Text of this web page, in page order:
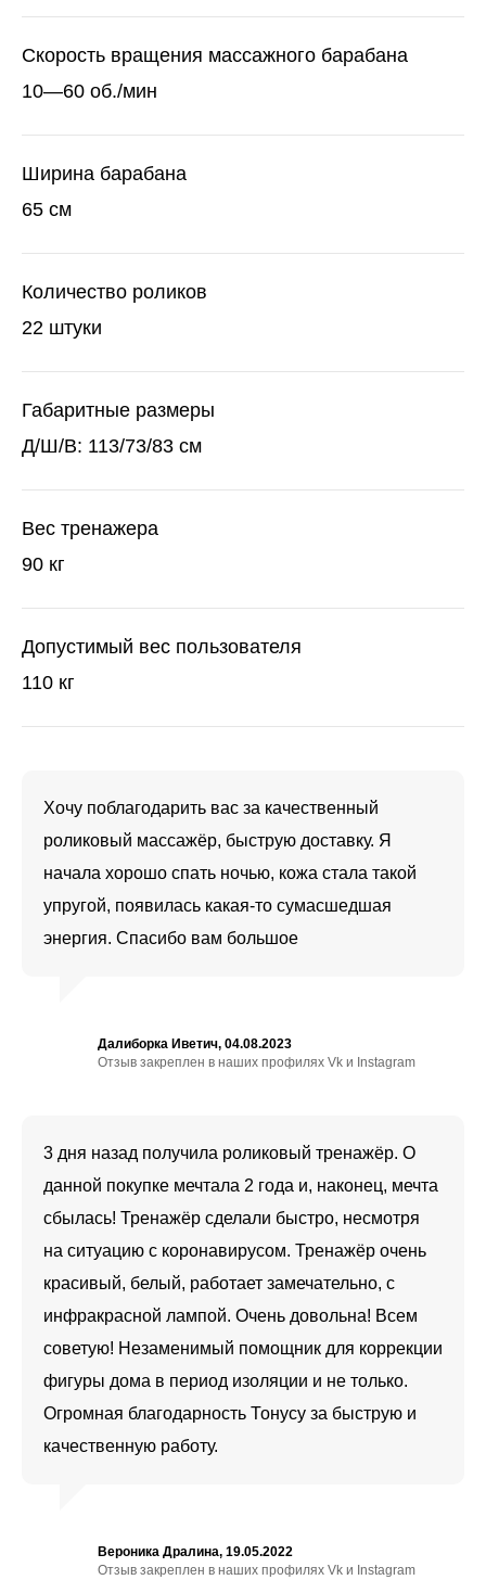
Скорость вращения массажного барабана
10—60 об./мин
Ширина барабана
65 см
Количество роликов
22 штуки
Габаритные размеры
Д/Ш/В: 113/73/83 см
Вес тренажера
90 кг
Допустимый вес пользователя
110 кг
Хочу поблагодарить вас за качественный
роликовый массажёр, быструю доставку. Я
начала хорошо спать ночью, кожа стала такой
упругой, появилась какая-то сумасшедшая
энергия. Спасибо вам большое
Далиборка Иветич, 04.08.2023
Отзыв закреплен в наших профилях Vk и Instagram
3 дня назад получила роликовый тренажёр. О
данной покупке мечтала 2 года и, наконец, мечта
сбылась! Тренажёр сделали быстро, несмотря
на ситуацию с коронавирусом. Тренажёр очень
красивый, белый, работает замечательно, с
инфракрасной лампой. Очень довольна! Всем
советую! Незаменимый помощник для коррекции
фигуры дома в период изоляции и не только.
Огромная благодарность Тонусу за быструю и
качественную работу.
Вероника Дралина, 19.05.2022
Отзыв закреплен в наших профилях Vk и Instagram